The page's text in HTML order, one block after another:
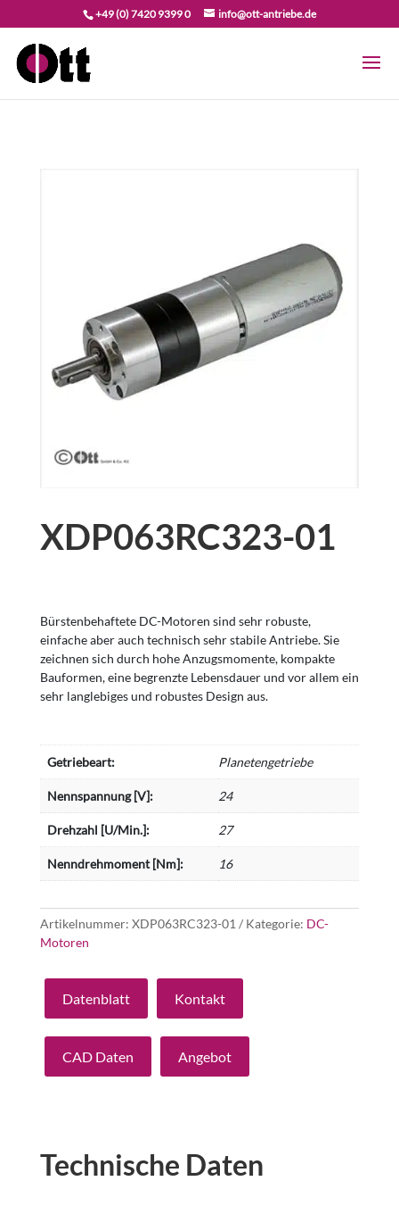
+49 (0) 7420 9399 0 info@ott-antriebe.de
XDP063RC323-01
Bürstenbehaftete DC-Motoren sind sehr robuste,
einfache aber auch technisch sehr stabile Antriebe. Sie
zeichnen sich durch hohe Anzugsmomente, kompakte
Bauformen, eine begrenzte Lebensdauer und vor allem ein
sehr langlebiges und robustes Design aus.
Getriebeart: Planetengetriebe
Nennspannung [V]: 24
Drehzahl [U/Min.]: 27
Nenndrehmoment [Nm]: 16
Artikelnummer: XDP063RC323-01 Kategorie: DC-
Motoren
Datenblatt Kontakt
CAD Daten Angebot
Technische Daten